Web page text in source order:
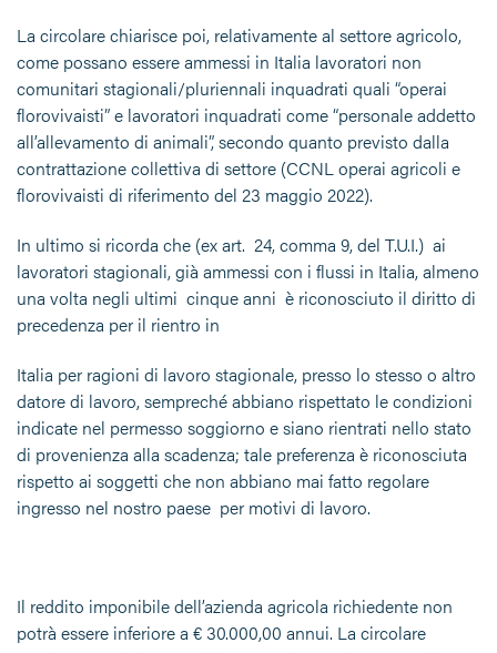
La circolare chiarisce poi, relativamente al settore agricolo,
come possano essere ammessi in Italia lavoratori non
comunitari stagionali/pluriennali inquadrati quali “operai
florovivaisti” e lavoratori inquadrati come “personale addetto
all’allevamento di animali”, secondo quanto previsto dalla
contrattazione collettiva di settore (CCNL operai agricoli e
florovivaisti di riferimento del 23 maggio 2022).
In ultimo si ricorda che (ex art. 24, comma 9, del T.U.I.) ai
lavoratori stagionali, già ammessi con i flussi in Italia, almeno
una volta negli ultimi cinque anni è riconosciuto il diritto di
precedenza per il rientro in
Italia per ragioni di lavoro stagionale, presso lo stesso o altro
datore di lavoro, sempreché abbiano rispettato le condizioni
indicate nel permesso soggiorno e siano rientrati nello stato
di provenienza alla scadenza; tale preferenza è riconosciuta
rispetto ai soggetti che non abbiano mai fatto regolare
ingresso nel nostro paese per motivi di lavoro.
Il reddito imponibile dell’azienda agricola richiedente non
potrà essere inferiore a € 30.000,00 annui. La circolare